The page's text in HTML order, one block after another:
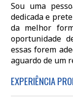
Sou uma
dedicada e
da melhor
oportunidade
essas forem
aguardo de um
EXPERIÊNCIA